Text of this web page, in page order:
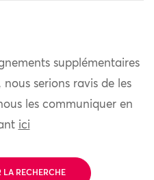
supplémentaires
serions ravis de les
les communiquer en
ici
LA RECHERCHE